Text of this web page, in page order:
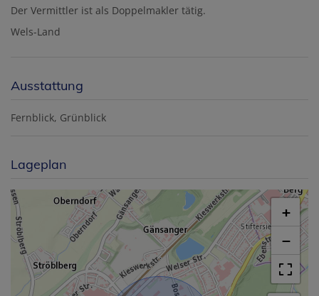
Der Vermittler ist als Doppelmakler tätig.
Wels-Land
Ausstattung
Fernblick Grünblick
Lageplan
+
−